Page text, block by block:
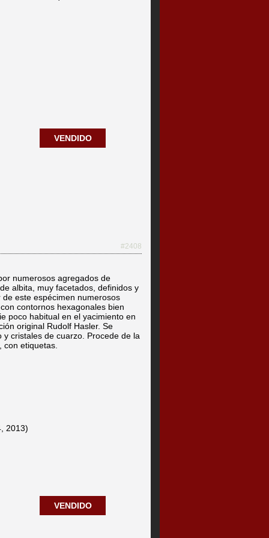
VENDIDO
#2408
numerosos agregados de
albita, muy facetados, definidos y
este espécimen numerosos
contornos hexagonales bien
poco habitual en el yacimiento en
original Rudolf Hasler. Se
cristales de cuarzo. Procede de la
etiquetas.
2013)
VENDIDO